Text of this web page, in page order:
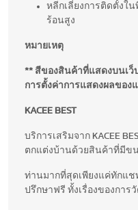
หลีกเลี่ยงการติดตั้งใ
ร้อนสูง
หมายเหตุ
** สีของสินค้าที่แสดงบนเว็
การตั้งค่าการแสดงผลของ
KACEE BEST
บริการเสริมจาก KACEE
ตกแต่งบ้านด้วยสินค้าที่มีข
ท่านมากที่สุดเพียงแค่ทักแชท
ปรึกษาฟรี ทั้งเรื่องของการ